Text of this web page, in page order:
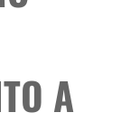
A